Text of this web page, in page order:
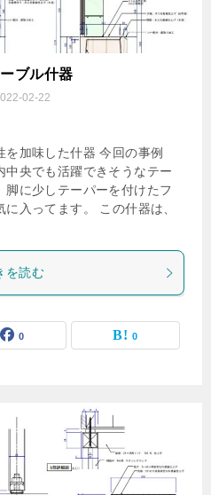
ブル什器
02-22
加味した什器 今回の事例
中央でも活躍できそうなテー
に少しテーパーを付けたフ
入ってます。 この什器は、
を読む
0 0